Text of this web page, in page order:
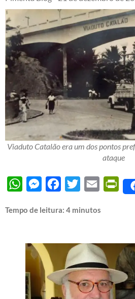
Viaduto Catalão era um dos pontos
ataque
WhatsAppMessengerFacebook
Twitter Email
Tempo de leitura: 4 minutos